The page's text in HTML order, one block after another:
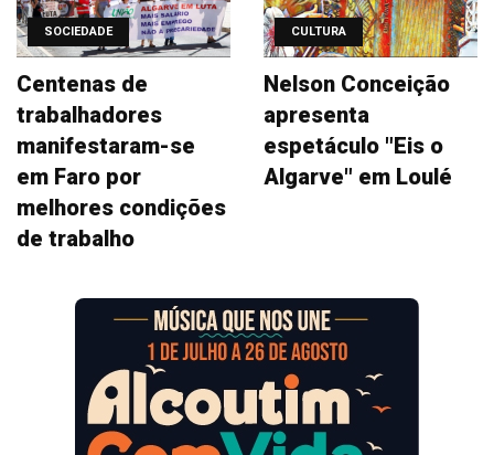
SOCIEDADE
Centenas de
trabalhadores
manifestaram-se
em Faro por
melhores condições
de trabalho
CULTURA
Nelson Conceição
apresenta
espetáculo "Eis o
Algarve" em Loulé